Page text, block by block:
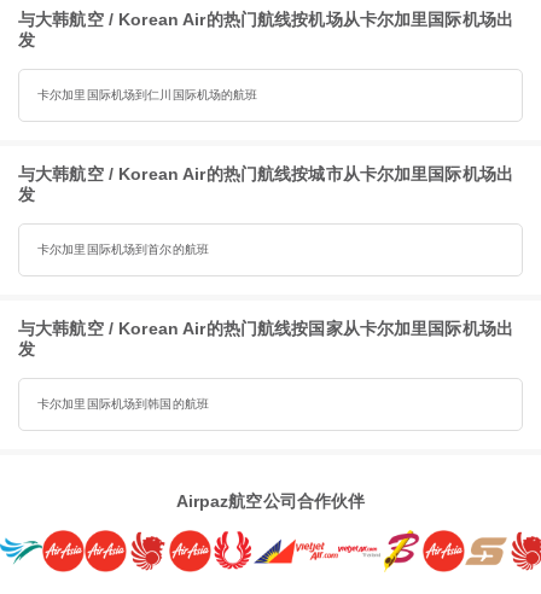
与大韩航空 / Korean Air的热门航线按机场从卡尔加里国际机场出
发
卡尔加里国际机场到仁川国际机场的航班
与大韩航空 / Korean Air的热门航线按城市从卡尔加里国际机场出
发
卡尔加里国际机场到首尔的航班
与大韩航空 / Korean Air的热门航线按国家从卡尔加里国际机场出
发
卡尔加里国际机场到韩国的航班
Airpaz航空公司合作伙伴